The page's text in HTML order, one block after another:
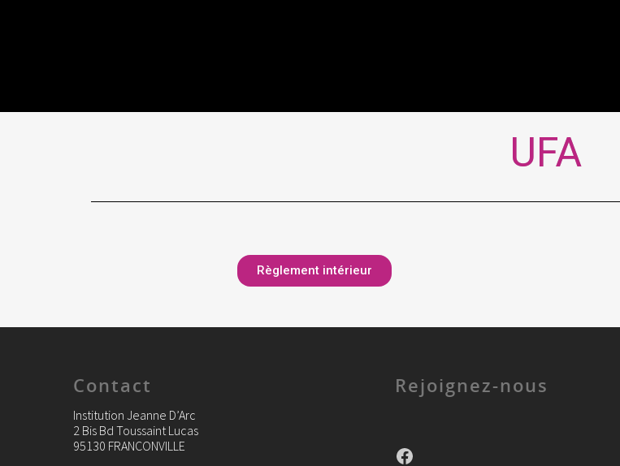
UFA
Règlement intérieur
Contact
Institution Jeanne D’Arc
2 Bis Bd Toussaint Lucas
95130 FRANCONVILLE
Rejoignez-nous